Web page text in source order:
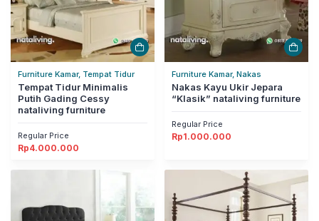
Furniture Kamar, Tempat Tidur
Tempat Tidur Minimalis
Putih Gading Cessy
nataliving furniture
Regular Price
Rp4.000.000
Furniture Kamar, Nakas
Nakas Kayu Ukir Jepara
“Klasik” nataliving furniture
Regular Price
Rp1.000.000